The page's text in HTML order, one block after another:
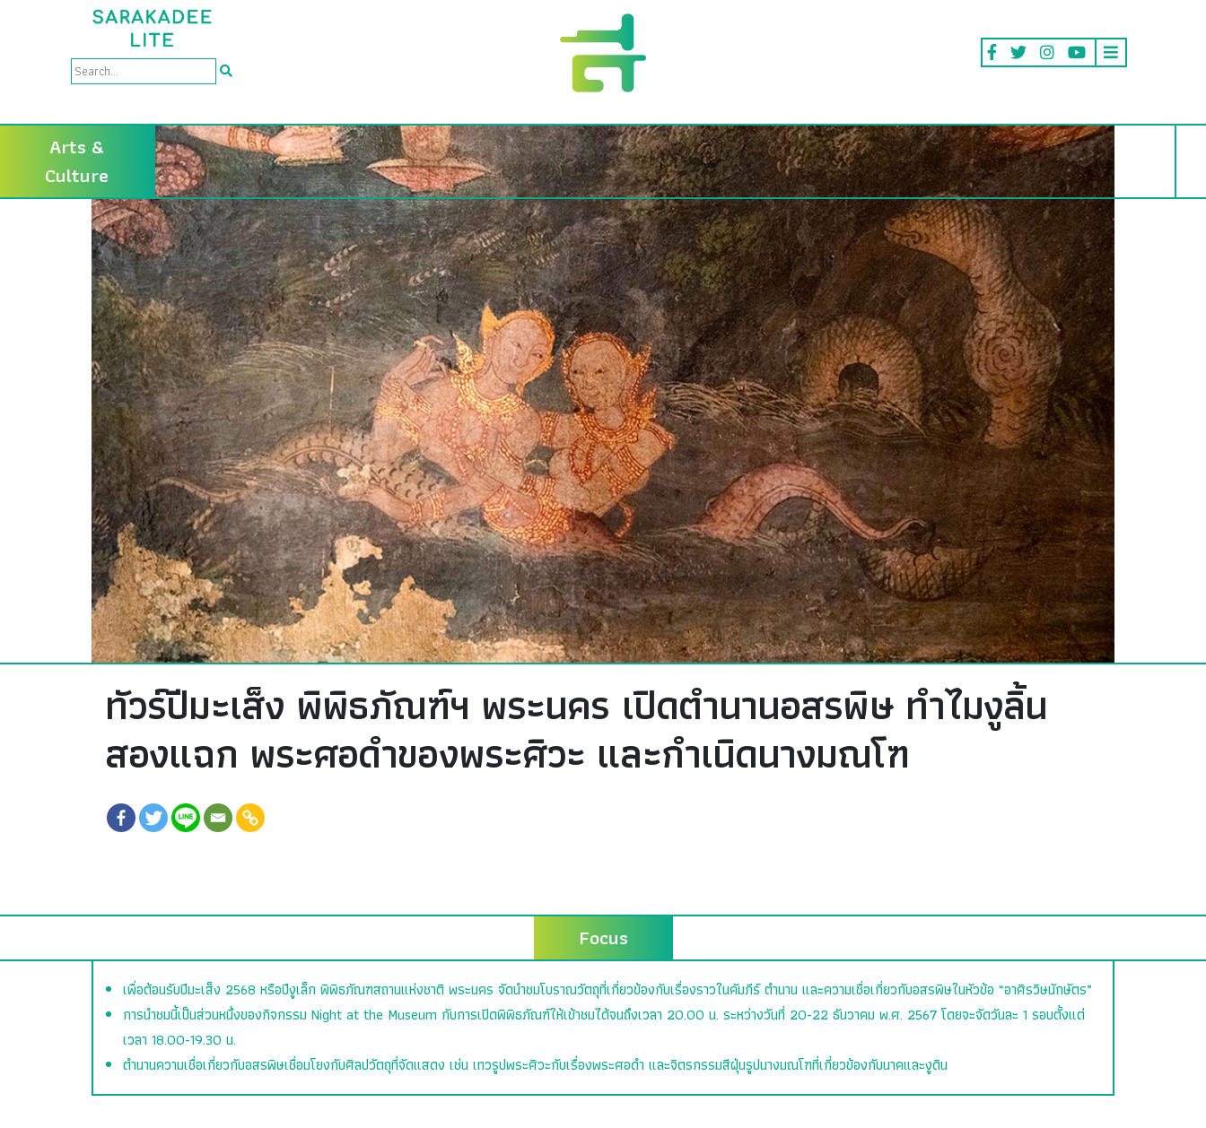
Arts &
Culture
ทัวร์ปีมะเส็ง พิพิธภัณฑ์ฯ พระนคร เปิดตำนานอสรพิษ ทำไมงูลิ้น
สองแฉก พระศอดำของพระศิวะ และกำเนิดนางมณโฑ
Focus
เพื่อต้อนรับปีมะเส็ง 2568 หรือปีงูเล็ก พิพิธภัณฑสถานแห่งชาติ พระนคร จัดนำชมโบราณวัตถุที่เกี่ยวข้องกับเรื่องราวในคัมภีร์ ตำนาน และความเชื่อเกี่ยวกับอสรพิษในหัวข้อ “อาศิรวิษนักษัตร”
การนำชมนี้เป็นส่วนหนึ่งของกิจกรรม Night at the Museum กับการเปิดพิพิธภัณฑ์ให้เข้าชมได้จนถึงเวลา 20.00 น. ระหว่างวันที่ 20-22 ธันวาคม พ.ศ. 2567 โดยจะจัดวันละ 1 รอบตั้งแต่
เวลา 18.00-19.30 น.
ตำนานความเชื่อเกี่ยวกับอสรพิษเชื่อมโยงกับศิลปวัตถุที่จัดแสดง เช่น เทวรูปพระศิวะกับเรื่องพระศอดำ และจิตรกรรมสีฝุ่นรูปนางมณโฑที่เกี่ยวข้องกับนาคและงูดิน